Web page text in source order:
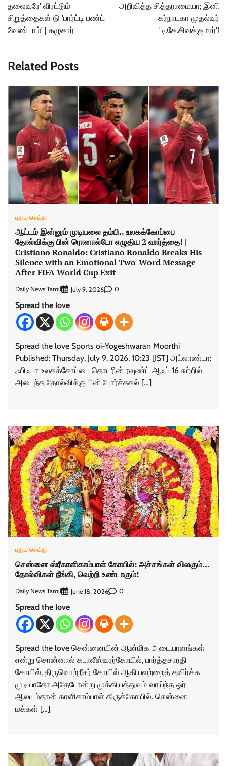
தலைவரே' விரட்டும்
சிறுத்தைகள் டு 'பார்ட்டி பண்ட்
வேண்டாம்' | கழுகார்
அறிவித்த சித்தராமையா; இனி
கர்நாடகா முதல்வர்
'டி.கே.சிவக்குமார்'!
Related Posts
புதிய செய்தி
ஆட்டம் இன்னும் முடியலை தம்பி.. உலகக்கோப்பை
தோல்விக்கு பின் ரொனால்டோ எழுதிய 2 வார்த்தை! |
Cristiano Ronaldo: Cristiano Ronaldo Breaks His
Silence with an Emotional Two-Word Message
After FIFA World Cup Exit
Daily News Tamil July 9, 2026 0
Spread the love
Spread the love Sports oi-Yogeshwaran Moorthi
Published: Thursday, July 9, 2026, 10:23 [IST] அட்லாண்டா:
ஃபிஃபா உலகக்கோப்பை தொடரின் ரவுண்ட் ஆஃப் 16 சுற்றில்
அடைந்த தோல்விக்கு பின் போர்ச்சுகல் […]
புதிய செய்தி
சென்னை ஸ்ரீகாளிகாம்பாள் கோயில்: அச்சங்கள் விலகும்…
தோல்விகள் நீங்கி, வெற்றி உண்டாகும்!
Daily News Tamil June 18, 2026 0
Spread the love
Spread the love சென்னையின் ஆன்மிக அடையாளங்கள்
என்று சொன்னால் கபாலீஸ்வரர்கோயில், பார்த்தசாரதி
கோயில், திருவொற்றீசர் கோயில் ஆகியவற்றைத் தவிர்க்க
முடியாதோ அதேபோன்று முக்கியத்துவம் வாய்ந்த ஓர்
ஆலயம்தான் காளிகாம்பாள் திருக்கோயில். சென்னை
மக்கள் […]